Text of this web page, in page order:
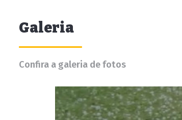
Galeria
Confira a galeria de fotos